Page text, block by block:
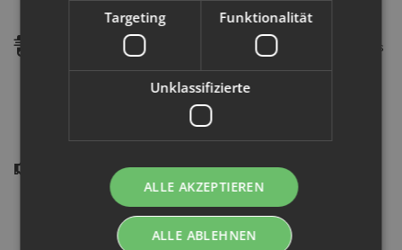
Schnelle Lieferung:
Als DHL Premium Partner können wir eine schnellen und
sicheren Versand garantieren. Bestellungen welche uns bis
14:00 Uhr erreichen, werden in der Regel am selben Tag
Fragen zu unserem Shop? Gern kannst du uns mit Hilfe
unsere Kontaktformulars jederzeit kontaktieren. Bester
Kundenservice - von A bis Z.
Targeting Funktionalität
Unklassifizierte
ALLE AKZEPTIEREN
ALLE ABLEHNEN